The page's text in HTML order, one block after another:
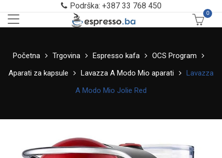
Podrška: +387 33 768 450
0
Početna Trgovina Espresso kafa
OCS Program
Aparati za kapsule
Lavazza A Modo Mio aparati
Lavazza
A Modo Mio Jolie Red